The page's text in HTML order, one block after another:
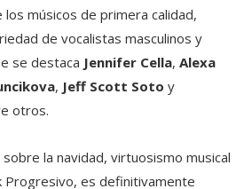
los músicos de primera calidad,
de vocalistas masculinos y
se destaca Jennifer Cella, Alexa
, Jeff Scott Soto y
otros.
la navidad, virtuosismo musical
Progresivo, es definitivamente